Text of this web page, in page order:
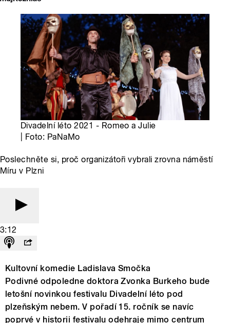
Divadelní léto 2021 - Romeo a Julie
| Foto: PaNaMo
Poslechněte si, proč organizátoři vybrali zrovna náměstí
Míru v Plzni
3:12
Kultovní komedie Ladislava Smočka
Podivné odpoledne doktora Zvonka Burkeho bude
letošní novinkou festivalu Divadelní léto pod
plzeňským nebem. V pořadí 15. ročník se navíc
poprvé v historii festivalu odehraje mimo centrum